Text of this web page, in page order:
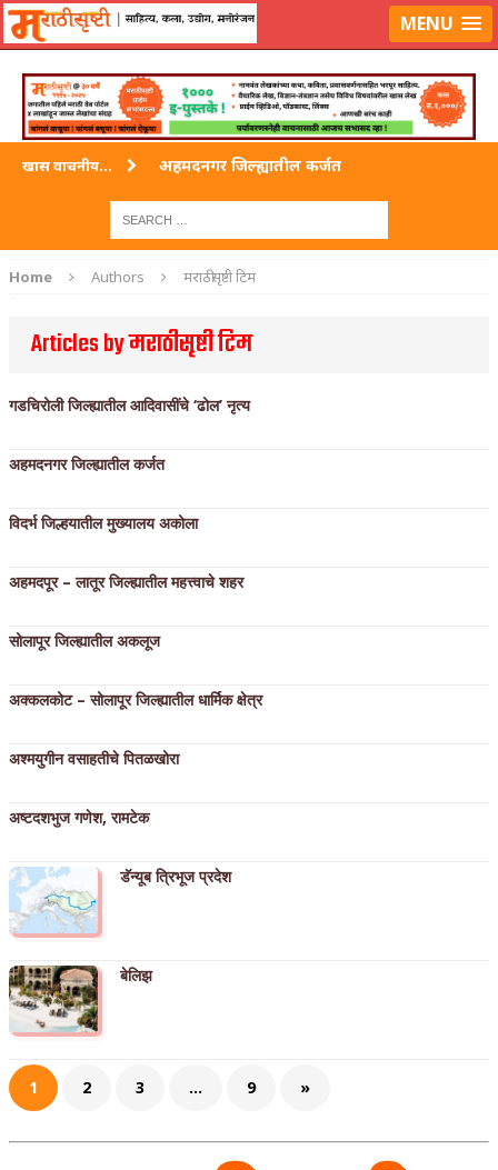
लॉग-इन करा|लेखक नोंदणी करा MENU
खास वाचनीय... अहमदनगर जिल्ह्यातील कर्जत
अहमदपूर – लातूर जिल्ह्यातील महत्त्वाचे शहर
गडचिरोली जिल्ह्यातील आदिवासींचे ‘ढोल’ नृत्य
Home Authors मराठीसृष्टी टिम
Articles by मराठीसृष्टी टिम
गडचिरोली जिल्ह्यातील आदिवासींचे ‘ढोल’ नृत्य
अहमदनगर जिल्ह्यातील कर्जत
विदर्भ जिल्हयातील मुख्यालय अकोला
अहमदपूर – लातूर जिल्ह्यातील महत्त्वाचे शहर
सोलापूर जिल्ह्यातील अकलूज
अक्कलकोट – सोलापूर जिल्ह्यातील धार्मिक क्षेत्र
अश्मयुगीन वसाहतीचे पितळखोरा
अष्टदशभुज गणेश, रामटेक
डॅन्यूब त्रिभूज प्रदेश
बेलिझ
1 2 3 … 9 »